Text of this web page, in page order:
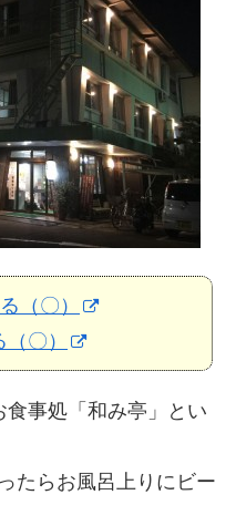
（〇）
〇）
事処「和み亭」とい
たらお風呂上りにビー